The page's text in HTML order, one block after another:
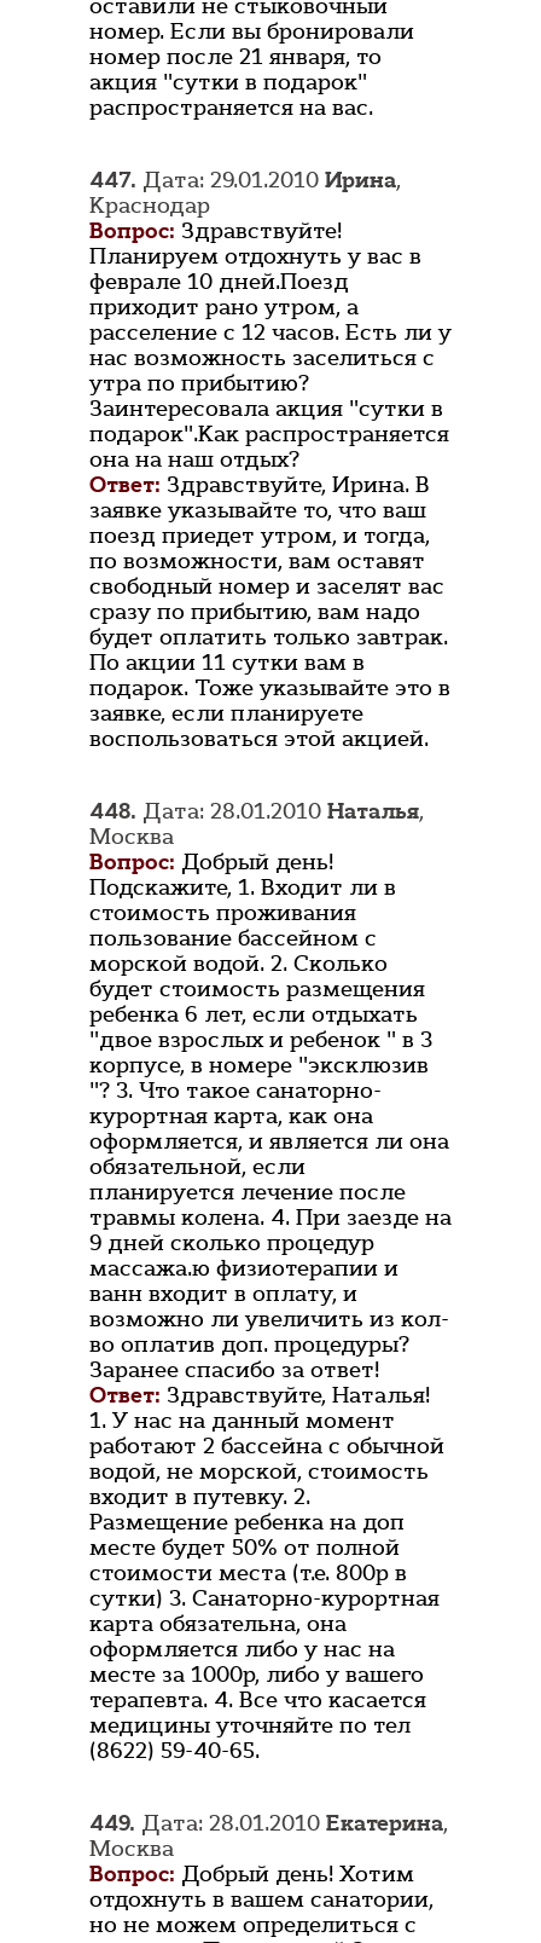
оставили не стыковочный
номер. Если вы бронировали
номер после 21 января, то
акция "сутки в подарок"
распространяется на вас.
447. Дата: 29.01.2010 Ирина,
Краснодар
Вопрос: Здравствуйте!
Планируем отдохнуть у вас в
феврале 10 дней.Поезд
приходит рано утром, а
расселение с 12 часов. Есть ли у
нас возможность заселиться с
утра по прибытию?
Заинтересовала акция "сутки в
подарок".Как распространяется
она на наш отдых?
Ответ: Здравствуйте, Ирина. В
заявке указывайте то, что ваш
поезд приедет утром, и тогда,
по возможности, вам оставят
свободный номер и заселят вас
сразу по прибытию, вам надо
будет оплатить только завтрак.
По акции 11 сутки вам в
подарок. Тоже указывайте это в
заявке, если планируете
воспользоваться этой акцией.
448. Дата: 28.01.2010 Наталья,
Москва
Вопрос: Добрый день!
Подскажите, 1. Входит ли в
стоимость проживания
пользование бассейном с
морской водой. 2. Сколько
будет стоимость размещения
ребенка 6 лет, если отдыхать
"двое взрослых и ребенок " в 3
корпусе, в номере "эксклюзив
"? 3. Что такое санаторно-
курортная карта, как она
оформляется, и является ли она
обязательной, если
планируется лечение после
травмы колена. 4. При заезде на
9 дней сколько процедур
массажа.ю физиотерапии и
ванн входит в оплату, и
возможно ли увеличить из кол-
во оплатив доп. процедуры?
Заранее спасибо за ответ!
Ответ: Здравствуйте, Наталья!
1. У нас на данный момент
работают 2 бассейна с обычной
водой, не морской, стоимость
входит в путевку. 2.
Размещение ребенка на доп
месте будет 50% от полной
стоимости места (т.е. 800р в
сутки) 3. Санаторно-курортная
карта обязательна, она
оформляется либо у нас на
месте за 1000р, либо у вашего
терапевта. 4. Все что касается
медицины уточняйте по тел
(8622) 59-40-65.
449. Дата: 28.01.2010 Екатерина,
Москва
Вопрос: Добрый день! Хотим
отдохнуть в вашем санатории,
но не можем определиться с